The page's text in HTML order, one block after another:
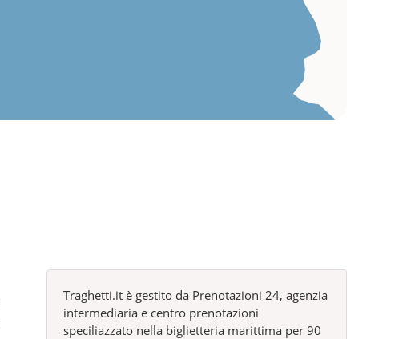
Traghetti.it è gestito da Prenotazioni 24, agenzia
intermediaria e centro prenotazioni
speciliazzato nella biglietteria marittima per 90